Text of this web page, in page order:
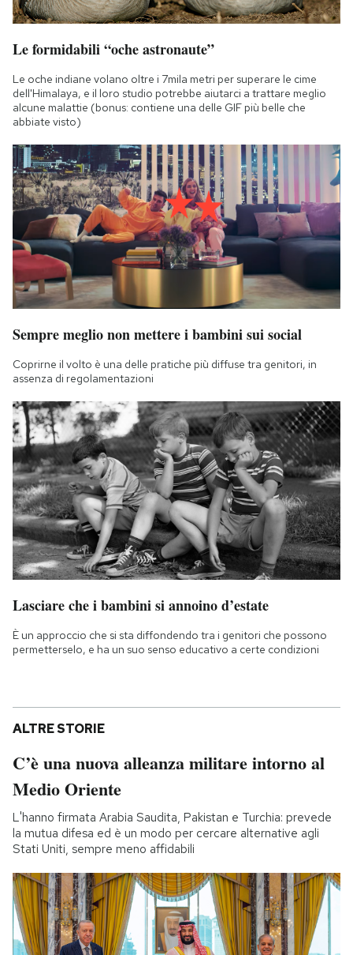
Le formidabili “oche astronaute”
Le oche indiane volano oltre i 7mila metri per superare le cime
dell'Himalaya, e il loro studio potrebbe aiutarci a trattare meglio
alcune malattie (bonus: contiene una delle GIF più belle che
abbiate visto)
Sempre meglio non mettere i bambini sui social
Coprirne il volto è una delle pratiche più diffuse tra genitori, in
assenza di regolamentazioni
Lasciare che i bambini si annoino d’estate
È un approccio che si sta diffondendo tra i genitori che possono
permetterselo, e ha un suo senso educativo a certe condizioni
ALTRE STORIE
C’è una nuova alleanza militare intorno al
Medio Oriente
L'hanno firmata Arabia Saudita, Pakistan e Turchia: prevede
la mutua difesa ed è un modo per cercare alternative agli
Stati Uniti, sempre meno affidabili